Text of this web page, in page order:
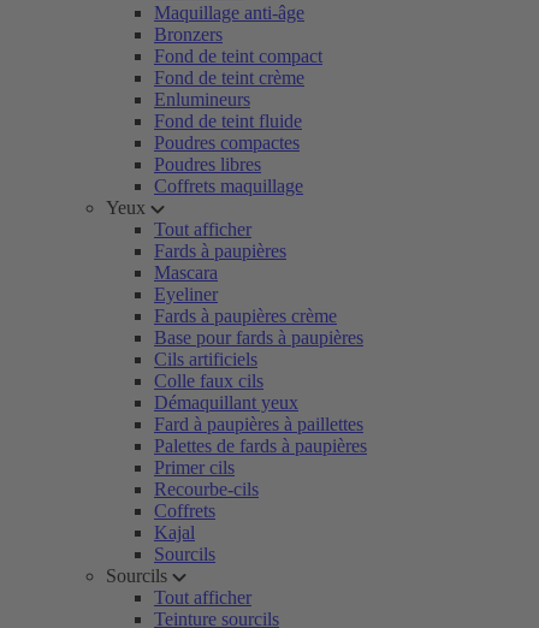
Maquillage anti-âge
Bronzers
Fond de teint compact
Fond de teint crème
Enlumineurs
Fond de teint fluide
Poudres compactes
Poudres libres
Coffrets maquillage
Yeux
Tout afficher
Fards à paupières
Mascara
Eyeliner
Fards à paupières crème
Base pour fards à paupières
Cils artificiels
Colle faux cils
Démaquillant yeux
Fard à paupières à paillettes
Palettes de fards à paupières
Primer cils
Recourbe-cils
Coffrets
Kajal
Sourcils
Sourcils
Tout afficher
Teinture sourcils